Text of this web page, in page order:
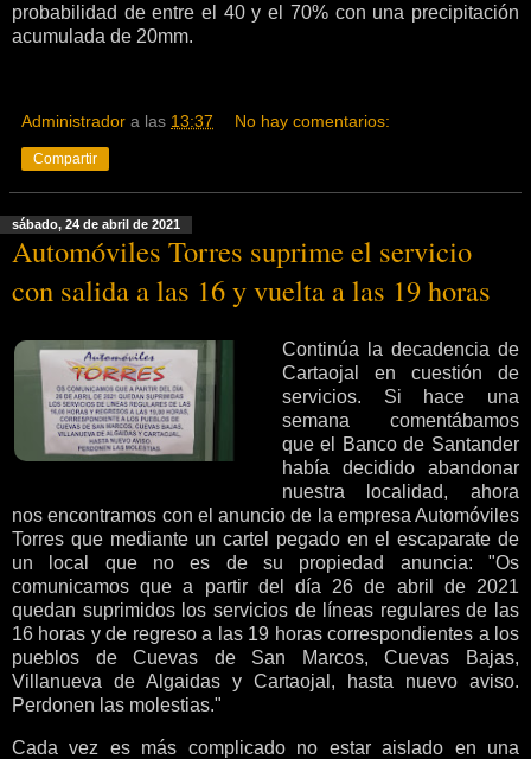
probabilidad de entre el 40 y el 70% con una precipitación
acumulada de 20mm.
Administrador a las 13:37 No hay comentarios:
Compartir
sábado, 24 de abril de 2021
Automóviles Torres suprime el servicio
con salida a las 16 y vuelta a las 19 horas
Continúa la decadencia de
Cartaojal en cuestión de
servicios. Si hace una
semana comentábamos
que el Banco de Santander
había decidido abandonar
nuestra localidad, ahora
nos encontramos con el anuncio de la empresa Automóviles
Torres que mediante un cartel pegado en el escaparate de
un local que no es de su propiedad anuncia: "Os
comunicamos que a partir del día 26 de abril de 2021
quedan suprimidos los servicios de líneas regulares de las
16 horas y de regreso a las 19 horas correspondientes a los
pueblos de Cuevas de San Marcos, Cuevas Bajas,
Villanueva de Algaidas y Cartaojal, hasta nuevo aviso.
Perdonen las molestias."
Cada vez es más complicado no estar aislado en una